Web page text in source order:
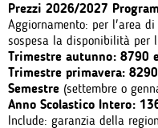
Prezzi 2026/2027
Aggiornamento: per l'area
sospesa la disponibilità per
Trimestre autunno: 8790
Trimestre primavera:
Semestre (settembre o
Anno Scolastico Intero:
Include: garanzia della